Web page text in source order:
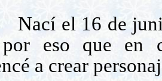
Nací el 16 de
por eso que en
é a crear